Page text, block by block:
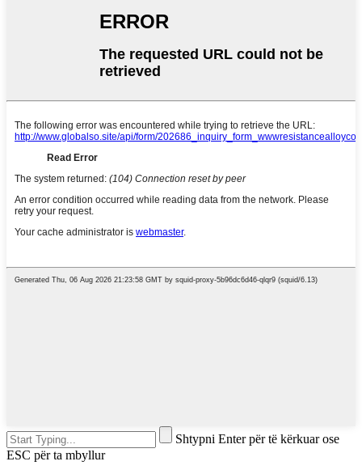
Shtypni Enter për të kërkuar ose
ESC për ta mbyllur